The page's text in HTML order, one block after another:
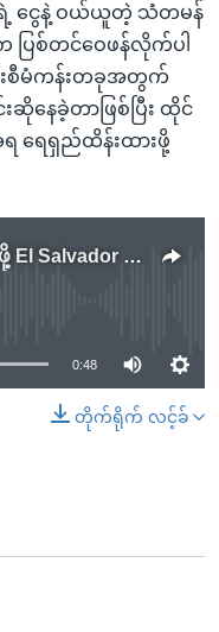
ရဲ့ ငွေနဲ့ ဝယ်ယူတဲ့ သံတမန်
ပြစ်တင်ဝေဖန်လိုက်ပါ
းစီမံကန်းတခုအတွက်
နေခဲ့တာဖြစ်ပြီး ထိုင်
ရ ရေရှည်ထိန်းထားဖို့
တိုင်ပေနဲ့ ဆက်ဆံရေးဖြတ်တောက်ဖို့ El Salvador ဆုံးဖြတ်
available
0:48
တိုက်ရိုက် လင့်ခ်